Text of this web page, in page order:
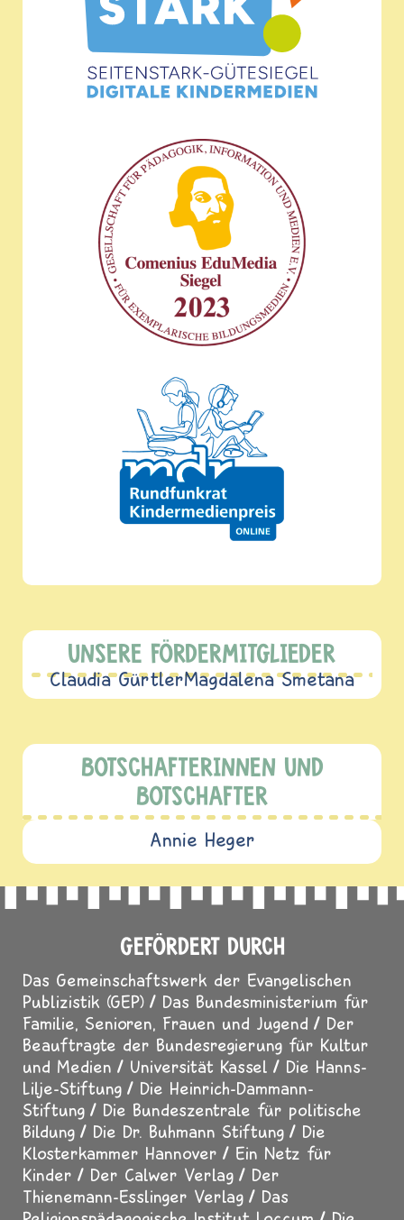
UNSERE FÖRDERMITGLIEDER
Claudia GürtlerMagdalena Smetana
BOTSCHAFTERINNEN UND
BOTSCHAFTER
Annie Heger
GEFÖRDERT DURCH
Das Gemeinschaftswerk der Evangelischen
Publizistik (GEP)
Das Bundesministerium für
Familie, Senioren, Frauen und Jugend
Der
Beauftragte der Bundesregierung für Kultur
und Medien
Universität Kassel
Die Hanns-
Lilje-Stiftung
Die Heinrich-Dammann-
Stiftung
Die Bundeszentrale für politische
Bildung
Die Dr. Buhmann Stiftung
Die
Klosterkammer Hannover
Ein Netz für
Kinder
Der Calwer Verlag
Der
Thienemann-Esslinger Verlag
Das